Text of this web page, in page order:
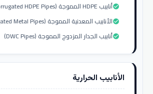
أنابيب HDPE المموجة (Corrugated HDPE Pipes)check_circle
الأنابيب المعدنية المموجة (Corrugated Metal Pipes)check_circle
أنابيب الجدار المزدوج المموجة (DWC Pipes)check_circle
الأنابيب الحرارية